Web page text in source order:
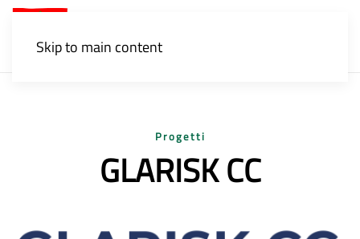
Skip to main content
Progetti
GLARISK CC